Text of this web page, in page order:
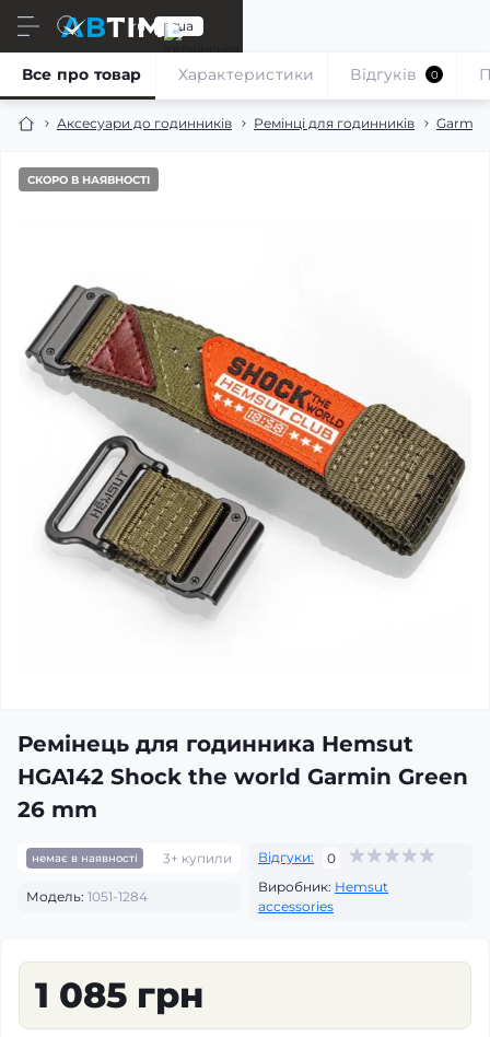
ru ua
Аксесуари до годинників Ремінці для годинників Garmin
Все про товар Характеристики Відгуків 0
СКОРО В НАЯВНОСТІ
Ремінець для годинника Hemsut
HGA142 Shock the world Garmin Green
26 mm
немає в наявності 3+ купили Відгуки: 0
Модель: 1051-1284
Виробник: Hemsut
accessories
1 085 грн